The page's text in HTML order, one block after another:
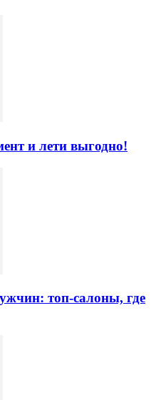
и лети выгодно!
топ-салоны, где